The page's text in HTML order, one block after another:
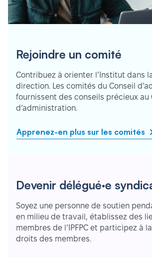
Rejoindre un comité
Contribuez à orienter l’Institut dans
direction. Les comités du Conseil
fournissent des conseils précieux au
d’administration.
Apprenez-en plus sur les comités
Devenir délégué·e
Soyez une personne de soutien
en milieu de travail, établissez des
membres de l’IPFPC et participez à
droits des membres.